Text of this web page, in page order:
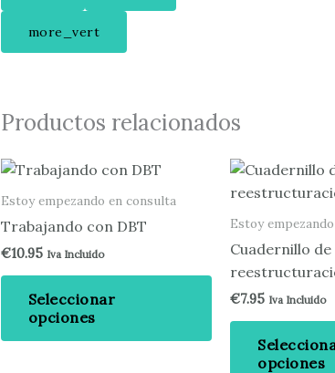
more_vert
Productos relacionados
Estoy empezando en consulta
Trabajando con DBT
€10.95 Iva Incluido
Seleccionar
opciones
Este
producto
tiene
variantes.
Las
opciones
pueden
Estoy
Cuadernillo de
€7.95 Iva Incluido
opciones